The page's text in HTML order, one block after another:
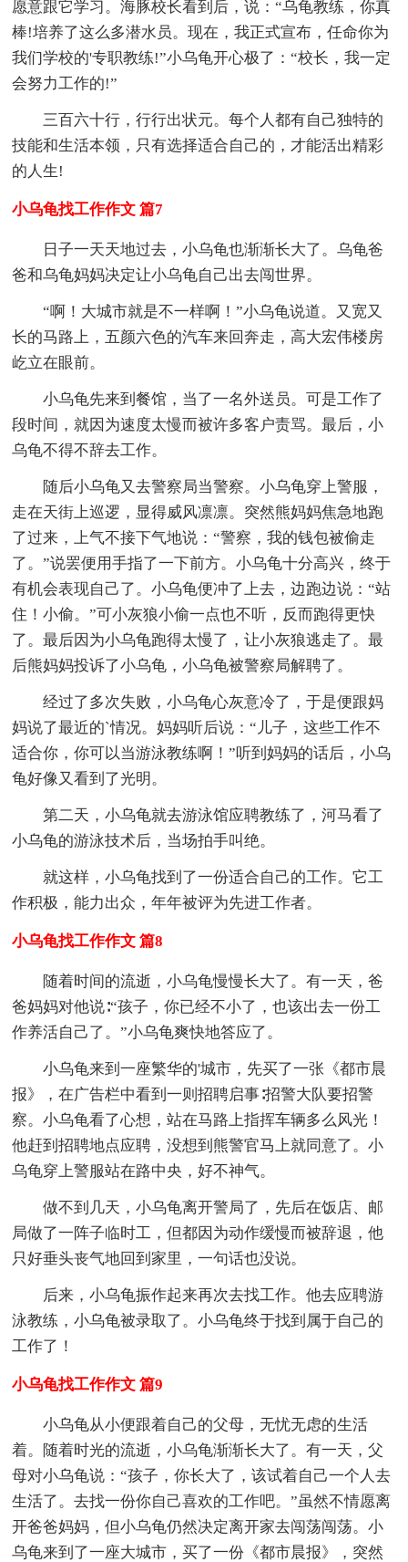
愿意跟它学习。海豚校长看到后，说：“乌龟教练，你真
棒!培养了这么多潜水员。现在，我正式宣布，任命你为
我们学校的'专职教练!”小乌龟开心极了：“校长，我一定
会努力工作的!”
三百六十行，行行出状元。每个人都有自己独特的
技能和生活本领，只有选择适合自己的，才能活出精彩
的人生!
小乌龟找工作作文 篇7
日子一天天地过去，小乌龟也渐渐长大了。乌龟爸
爸和乌龟妈妈决定让小乌龟自己出去闯世界。
“啊！大城市就是不一样啊！”小乌龟说道。又宽又
长的马路上，五颜六色的汽车来回奔走，高大宏伟楼房
屹立在眼前。
小乌龟先来到餐馆，当了一名外送员。可是工作了
段时间，就因为速度太慢而被许多客户责骂。最后，小
乌龟不得不辞去工作。
随后小乌龟又去警察局当警察。小乌龟穿上警服，
走在天街上巡逻，显得威风凛凛。突然熊妈妈焦急地跑
了过来，上气不接下气地说：“警察，我的钱包被偷走
了。”说罢便用手指了一下前方。小乌龟十分高兴，终于
有机会表现自己了。小乌龟便冲了上去，边跑边说：“站
住！小偷。”可小灰狼小偷一点也不听，反而跑得更快
了。最后因为小乌龟跑得太慢了，让小灰狼逃走了。最
后熊妈妈投诉了小乌龟，小乌龟被警察局解聘了。
经过了多次失败，小乌龟心灰意冷了，于是便跟妈
妈说了最近的`情况。妈妈听后说：“儿子，这些工作不
适合你，你可以当游泳教练啊！”听到妈妈的话后，小乌
龟好像又看到了光明。
第二天，小乌龟就去游泳馆应聘教练了，河马看了
小乌龟的游泳技术后，当场拍手叫绝。
就这样，小乌龟找到了一份适合自己的工作。它工
作积极，能力出众，年年被评为先进工作者。
小乌龟找工作作文 篇8
随着时间的流逝，小乌龟慢慢长大了。有一天，爸
爸妈妈对他说∶“孩子，你已经不小了，也该出去一份工
作养活自己了。”小乌龟爽快地答应了。
小乌龟来到一座繁华的'城市，先买了一张《都市晨
报》，在广告栏中看到一则招聘启事∶招警大队要招警
察。小乌龟看了心想，站在马路上指挥车辆多么风光！
他赶到招聘地点应聘，没想到熊警官马上就同意了。小
乌龟穿上警服站在路中央，好不神气。
做不到几天，小乌龟离开警局了，先后在饭店、邮
局做了一阵子临时工，但都因为动作缓慢而被辞退，他
只好垂头丧气地回到家里，一句话也没说。
后来，小乌龟振作起来再次去找工作。他去应聘游
泳教练，小乌龟被录取了。小乌龟终于找到属于自己的
工作了！
小乌龟找工作作文 篇9
小乌龟从小便跟着自己的父母，无忧无虑的生活
着。随着时光的流逝，小乌龟渐渐长大了。有一天，父
母对小乌龟说：“孩子，你长大了，该试着自己一个人去
生活了。去找一份你自己喜欢的工作吧。”虽然不情愿离
开爸爸妈妈，但小乌龟仍然决定离开家去闯荡闯荡。小
乌龟来到了一座大城市，买了一份《都市晨报》，突然